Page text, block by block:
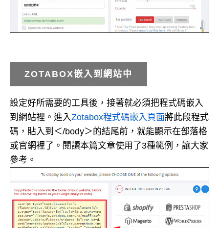
ZOTABOX嵌入到網站中
設定好所需要的工具後，接著就必須把程式碼嵌入
到網站裡。進入Zotabox程式碼嵌入頁面將此段程式
碼，貼入到＜/body＞的結尾前，就能顯示在部落格
或官網裡了。閱讀本篇文章使用了3種範例，讓大家
參考。